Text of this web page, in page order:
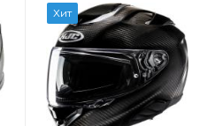
Хит